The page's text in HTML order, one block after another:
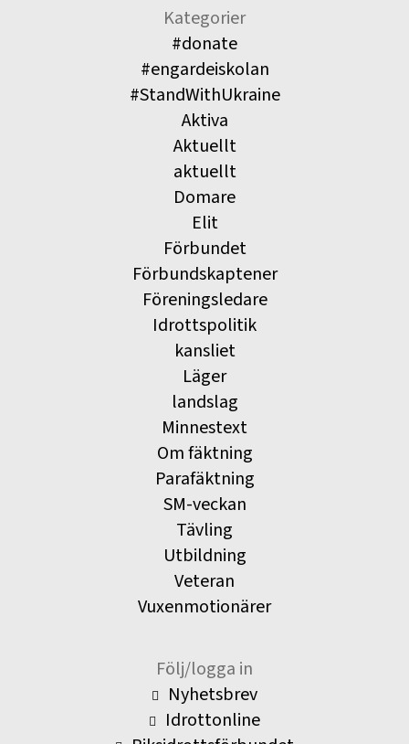
Kategorier
#donate
#engardeiskolan
#StandWithUkraine
Aktiva
Aktuellt
aktuellt
Domare
Elit
Förbundet
Förbundskaptener
Föreningsledare
Idrottspolitik
kansliet
Läger
landslag
Minnestext
Om fäktning
Parafäktning
SM-veckan
Tävling
Utbildning
Veteran
Vuxenmotionärer
Följ/logga in
Nyhetsbrev
Idrottonline